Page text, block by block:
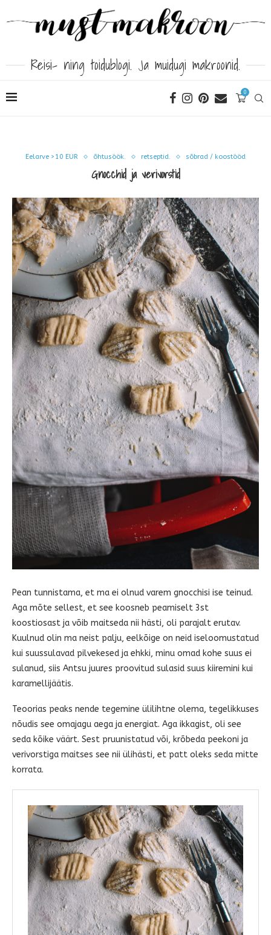
Reisi- ning toidublogi. Ja muidugi makroonid.
0
Eelarve >10 EUR õhtusöök. retseptid. sõbrad / koostööd
Gnocchid ja verivorstid
Pean tunnistama, et ma ei olnud varem gnocchisi ise teinud.
Aga mõte sellest, et see koosneb peamiselt 3st
koostiosast ja võib maitseda nii hästi, oli parajalt erutav.
Kuulnud olin ma neist palju, eelkõige on neid iseloomustatud
kui suussulavad pilvekesed ja ehkki, minu omad kohe suus ei
sulanud, siis Antsu juures proovitud sulasid suus kiiremini kui
karamellijäätis.
Teoorias peaks nende tegemine ülilihtne olema, tegelikkuses
nõudis see omajagu aega ja energiat. Aga ikkagist, oli see
seda kõike väärt. Sest pruunistatud või, krõbeda peekoni ja
verivorstiga maitses see nii ülihästi, et patt oleks seda mitte
korrata.